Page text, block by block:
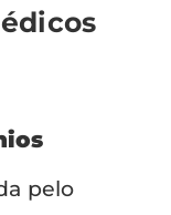
pelo